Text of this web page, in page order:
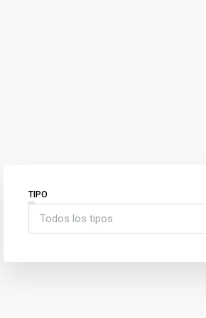
TIPO
Todos los tipos